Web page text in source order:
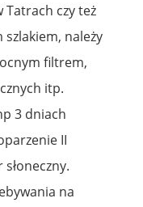
Tatrach czy też
szlakiem, należy
filtrem,
itp.
3 dniach
II
na